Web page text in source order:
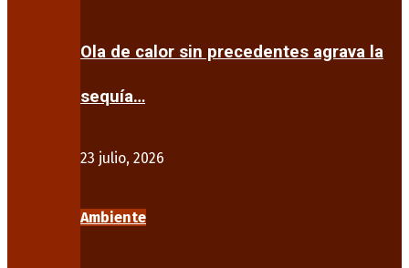
Ola de calor sin precedentes agrava la
sequía…
23 julio, 2026
Ambiente